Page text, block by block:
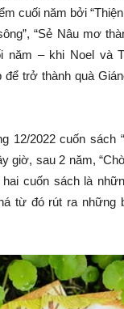
cuối năm bởi
“Sẻ Nâu mơ
năm – khi Noel và
trở thành quà
12/2022 cuốn sách
giờ, sau 2 năm,
hai cuốn sách là
từ đó rút ra những